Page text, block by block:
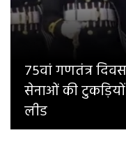
75वां गणतंत्र
सेनाओं की
लीड